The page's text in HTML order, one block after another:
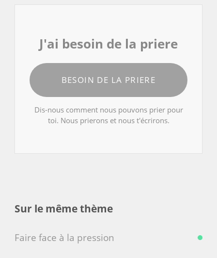
J'ai besoin de la priere
BESOIN DE LA PRIERE
Dis-nous comment nous pouvons prier pour
toi. Nous prierons et nous t'écrirons.
Sur le même thème
Faire face à la pression